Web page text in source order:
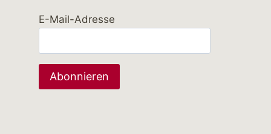
E-Mail-Adresse